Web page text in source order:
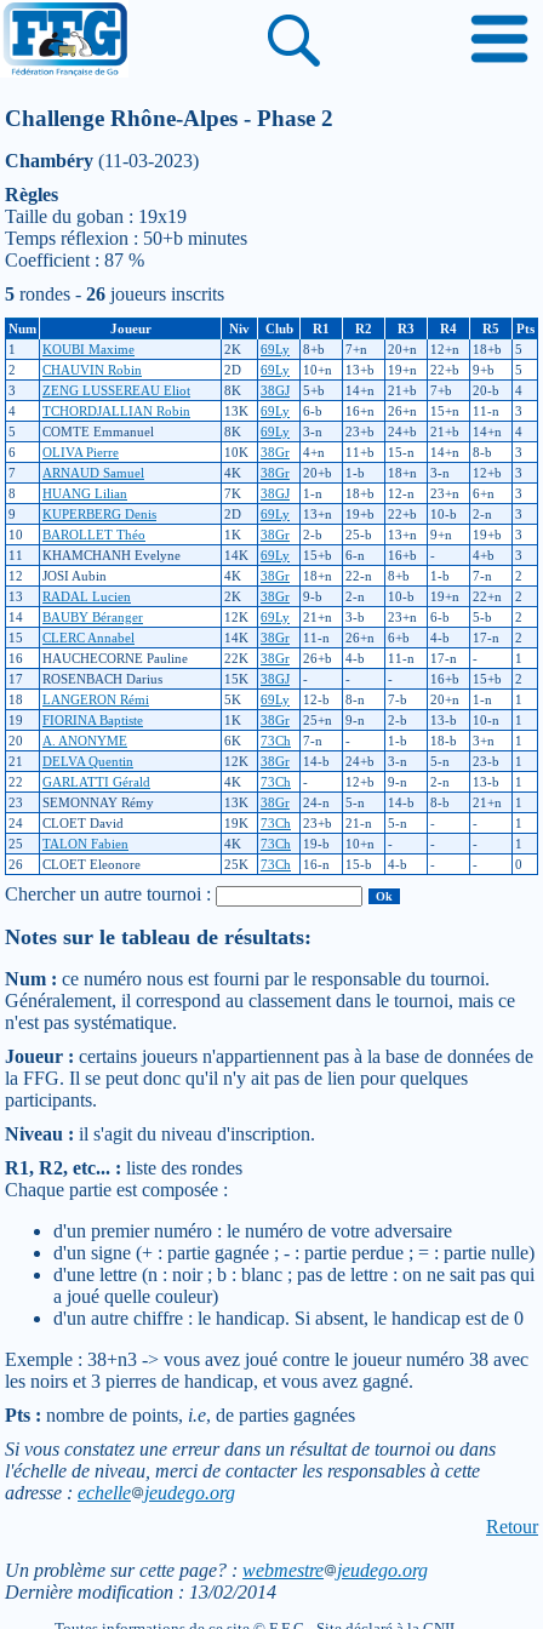
Challenge Rhône-Alpes - Phase 2
Chambéry (11-03-2023)
Règles
Taille du goban : 19x19
Temps réflexion : 50+b minutes
Coefficient : 87 %
5 rondes - 26 joueurs inscrits
Num Joueur Niv Club R1 R2 R3 R4 R5
Pts
1
KOUBI Maxime 2K 69Ly 8+b 7+n 20+n 12+n 18+b
5
2
CHAUVIN Robin 2D 69Ly 10+n 13+b 19+n 22+b 9+b
5
3
ZENG LUSSEREAU Eliot 8K 38GJ 5+b 14+n 21+b 7+b 20-b
4
4
TCHORDJALLIAN Robin 13K 69Ly 6-b 16+n 26+n 15+n 11-n
3
5
COMTE Emmanuel 8K 69Ly 3-n 23+b 24+b 21+b 14+n
4
6
OLIVA Pierre 10K 38Gr 4+n 11+b 15-n 14+n 8-b
3
7
ARNAUD Samuel 4K 38Gr 20+b 1-b 18+n 3-n 12+b
3
8
HUANG Lilian 7K 38GJ 1-n 18+b 12-n 23+n 6+n
3
9
KUPERBERG Denis 2D 69Ly 13+n 19+b 22+b 10-b 2-n
3
10
BAROLLET Théo 1K 38Gr 2-b 25-b 13+n 9+n 19+b
3
11
KHAMCHANH Evelyne 14K 69Ly 15+b 6-n 16+b - 4+b
3
12
JOSI Aubin 4K 38Gr 18+n 22-n 8+b 1-b 7-n
2
13
RADAL Lucien 2K 38Gr 9-b 2-n 10-b 19+n 22+n
2
14
BAUBY Béranger 12K 69Ly 21+n 3-b 23+n 6-b 5-b
2
15
CLERC Annabel 14K 38Gr 11-n 26+n 6+b 4-b 17-n
2
16
HAUCHECORNE Pauline 22K 38Gr 26+b 4-b 11-n 17-n -
1
17
ROSENBACH Darius 15K 38GJ - - - 16+b 15+b
2
18
LANGERON Rémi 5K 69Ly 12-b 8-n 7-b 20+n 1-n
1
19
FIORINA Baptiste 1K 38Gr 25+n 9-n 2-b 13-b 10-n
1
20
A. ANONYME 6K 73Ch 7-n - 1-b 18-b 3+n
1
21
DELVA Quentin 12K 38Gr 14-b 24+b 3-n 5-n 23-b
1
22
GARLATTI Gérald 4K 73Ch - 12+b 9-n 2-n 13-b
1
23
SEMONNAY Rémy 13K 38Gr 24-n 5-n 14-b 8-b 21+n
1
24
CLOET David 19K 73Ch 23+b 21-n 5-n - -
1
25
TALON Fabien 4K 73Ch 19-b 10+n - - -
1
26
CLOET Eleonore 25K 73Ch 16-n 15-b 4-b - - 0
Chercher un autre tournoi :
Notes sur le tableau de résultats:
Num : ce numéro nous est fourni par le responsable du tournoi.
Généralement, il correspond au classement dans le tournoi, mais ce
n'est pas systématique.
Joueur : certains joueurs n'appartiennent pas à la base de données de
la FFG. Il se peut donc qu'il n'y ait pas de lien pour quelques
participants.
Niveau : il s'agit du niveau d'inscription.
R1, R2, etc... : liste des rondes
Chaque partie est composée :
d'un premier numéro : le numéro de votre adversaire
d'un signe (+ : partie gagnée ; - : partie perdue ; = : partie nulle)
d'une lettre (n : noir ; b : blanc ; pas de lettre : on ne sait pas qui
a joué quelle couleur)
d'un autre chiffre : le handicap. Si absent, le handicap est de 0
Exemple : 38+n3 -> vous avez joué contre le joueur numéro 38 avec
les noirs et 3 pierres de handicap, et vous avez gagné.
Pts : nombre de points, i.e, de parties gagnées
Si vous constatez une erreur dans un résultat de tournoi ou dans
l'échelle de niveau, merci de contacter les responsables à cette
adresse : echelle
jeudego.org
Retour
Un problème sur cette page? : webmestre
jeudego.org
Dernière modification : 13/02/2014